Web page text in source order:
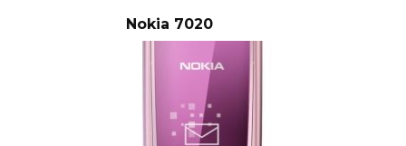
Nokia 7020